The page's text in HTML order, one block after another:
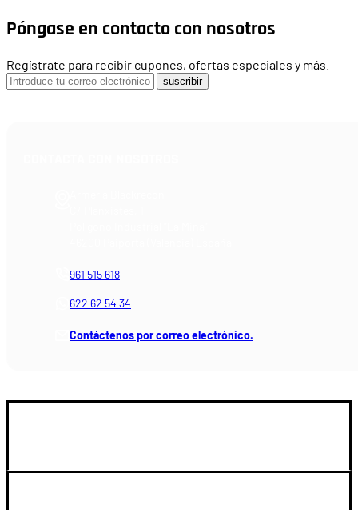
Póngase en contacto con nosotros
Regístrate para recibir cupones, ofertas especiales y más.
suscribir
961 515 618
622 62 54 34
Contáctenos por correo electrónico.